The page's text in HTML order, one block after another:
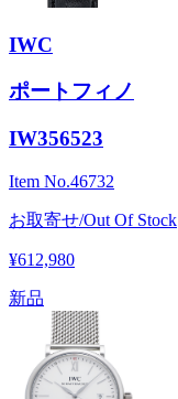
IWC
ポートフィノ
IW356523
Item No.46732
お取寄せ/Out Of Stock
¥612,980
新品